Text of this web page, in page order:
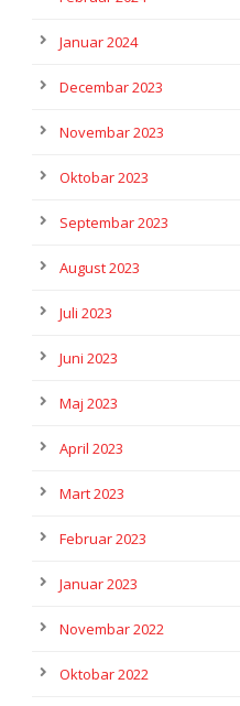
Januar 2024
Decembar 2023
Novembar 2023
Oktobar 2023
Septembar 2023
August 2023
Juli 2023
Juni 2023
Maj 2023
April 2023
Mart 2023
Februar 2023
Januar 2023
Novembar 2022
Oktobar 2022